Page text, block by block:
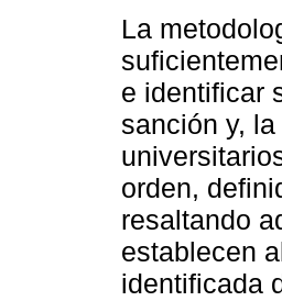
La
e identificar
sanción y,
orden,
resaltando
establecen
identificada